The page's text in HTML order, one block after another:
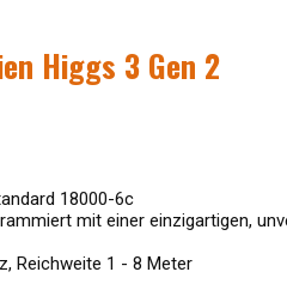
Higgs 3 Gen 2
18000-6c
mit einer einzigartigen,
Reichweite 1 - 8 Meter